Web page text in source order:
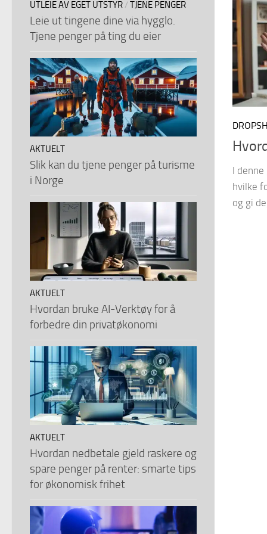
I
hvilke
og gi
UTLEIE AV EGET UTSTYR / TJENE PENGER
Leie ut tingene dine via hygglo.
Tjene penger på ting du eier
AKTUELT
Slik kan du tjene penger på turisme
i Norge
AKTUELT
Hvordan bruke AI-Verktøy for å
forbedre din privatøkonomi
AKTUELT
Hvordan nedbetale gjeld raskere og
spare penger på renter: smarte tips
for økonomisk frihet